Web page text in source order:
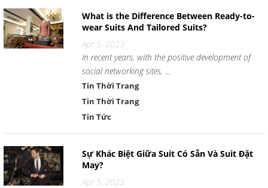
What is the Difference Between Ready-to-
wear Suits And Tailored Suits?
Apr 5, 2023
In recent years, with the positive development of
social networking sites, ...
Tin Thời Trang
Tin Thời Trang
Tin Tức
Sự Khác Biệt Giữa Suit Có Sẵn Và Suit Đặt
May?
Apr 5, 2023